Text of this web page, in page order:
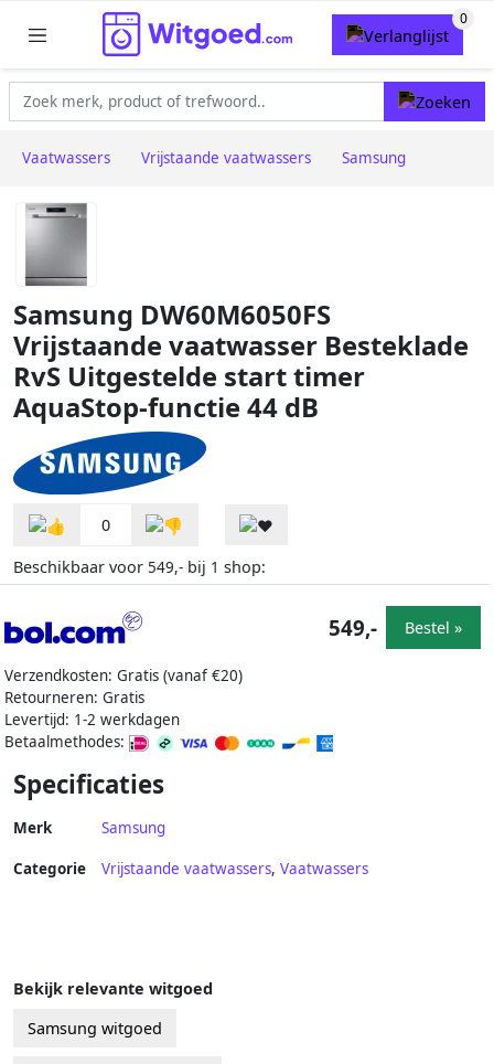
Vaatwassers Vrijstaande vaatwassers Samsung
Samsung DW60M6050FS
Vrijstaande vaatwasser Besteklade
RvS Uitgestelde start timer
AquaStop-functie 44 dB
0
Beschikbaar voor 549,- bij 1 shop:
Verzendkosten: Gratis (vanaf €20)
Retourneren: Gratis
Levertijd: 1-2 werkdagen
Betaalmethodes:
549,- Bestel »
Specificaties
Merk Samsung
Categorie Vrijstaande vaatwassers, Vaatwassers
Bekijk relevante witgoed
Samsung witgoed